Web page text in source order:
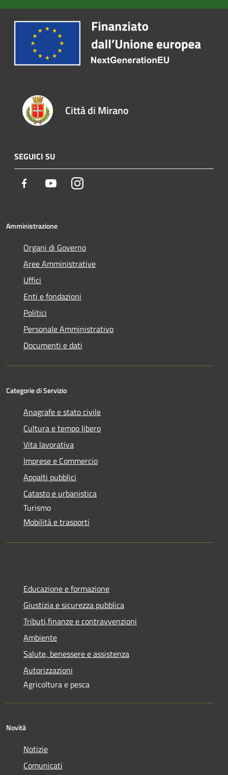
Città di Mirano
SEGUICI SU
Facebook YoutubeInstagram
Amministrazione
Organi di Governo
Aree Amministrative
Uffici
Enti e fondazioni
Politici
Personale Amministrativo
Documenti e dati
Categorie di Servizio
Anagrafe e stato civile
Cultura e tempo libero
Vita lavorativa
Imprese e Commercio
Appalti pubblici
Catasto e urbanistica
Turismo
Mobilità e trasporti
Educazione e formazione
Giustizia e sicurezza pubblica
Tributi,finanze e contravvenzioni
Ambiente
Salute, benessere e assistenza
Autorizzazioni
Agricoltura e pesca
Novità
Notizie
Comunicati